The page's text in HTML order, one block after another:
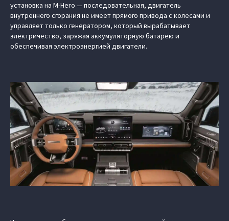
установка на M-Hero — последовательная, двигатель
внутреннего сгорания не имеет прямого привода с колесами и
управляет только генератором, который вырабатывает
электричество, заряжая аккумуляторную батарею и
обеспечивая электроэнергией двигатели.